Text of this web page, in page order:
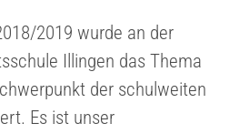
2019 wurde an der
Illingen das Thema
der schulweiten
Es ist unser